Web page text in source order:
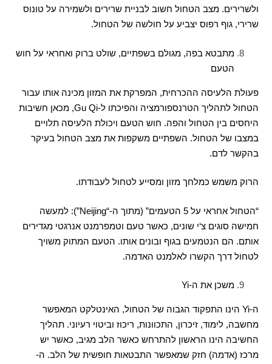
ולשרירים.מצב הטחול חשוב לבניית שרירים ולשמירה על טונוס
שרירי,גוף רפוס יצביע על חולשה של הטחול.
מתבטא בפה,מגולם בשפתיים,שולט ברוק ואחראי על חוש
הטעם
פעולת הלעיסה ההכרחית, המפרקת את המזון מכינה אותו עבור
הטחול לתהליך הטרנספורמציה והפיכתו ל-Gu Qi,
מכאן חשיבות
היחסים בין הטחול והפה. חוש הטעם ויכולת הלעיסה תלויים
במצבו של הטחול. השפתיים משקפות את מצב הטחול בעיקר
בהקשר לדם.
הרוק משמש כמלחך מזון ומסייע לטחול לעבודתו.
“הטחול אחראי על5 הטעמים” (מתוך ה-“Neijing”):
למעשה
חמישה סוגים צ‘י שונים, כאשר טעם וטמפרמנט אנרגטי מגדירים
אותם. הם הנטמעים בגוף ובונים אותו. הטעם המתוק משויך
לטחול דרך הקשרו לאלמנט האדמה.
משכן את ה-Yi
ה-Yi הינו התפקוד הגבוה של הטחול, האינטלקט המאפשר
מחשבה,לימוד,זיכרון, התכוונות, ריכוז וביטוי רעיוני.תהליך
החשיבה הינו הראשון להתרחש כאשר הלב מגיב, כאשר יש
מרכז (אדמה) חזק שמאפשר התבטאות חופשית של הלב. ה-